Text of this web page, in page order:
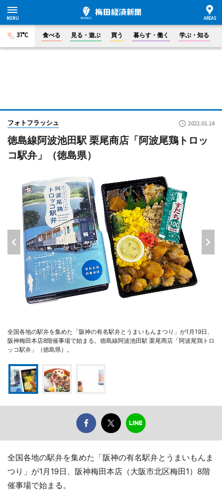
37°C 食べる 見る・遊ぶ 買う 暮らす・働く 学ぶ・知る
フォトフラッシュ 2022.01.14
徳島線阿波池田駅 栗尾商店「阿波尾鶏トロッ
コ駅弁」（徳島県）
全国各地の駅弁を集めた「阪神の有名駅弁とうまいもんまつり」が1月19日、
阪神梅田本店8階催事場で始まる。徳島線阿波池田駅 栗尾商店「阿波尾鶏トロ
ッコ駅弁」（徳島県）。
全国各地の駅弁を集めた「阪神の有名駅弁とうまいもんま
つり」が1月19日、阪神梅田本店（大阪市北区梅田1）8階
催事場で始まる。